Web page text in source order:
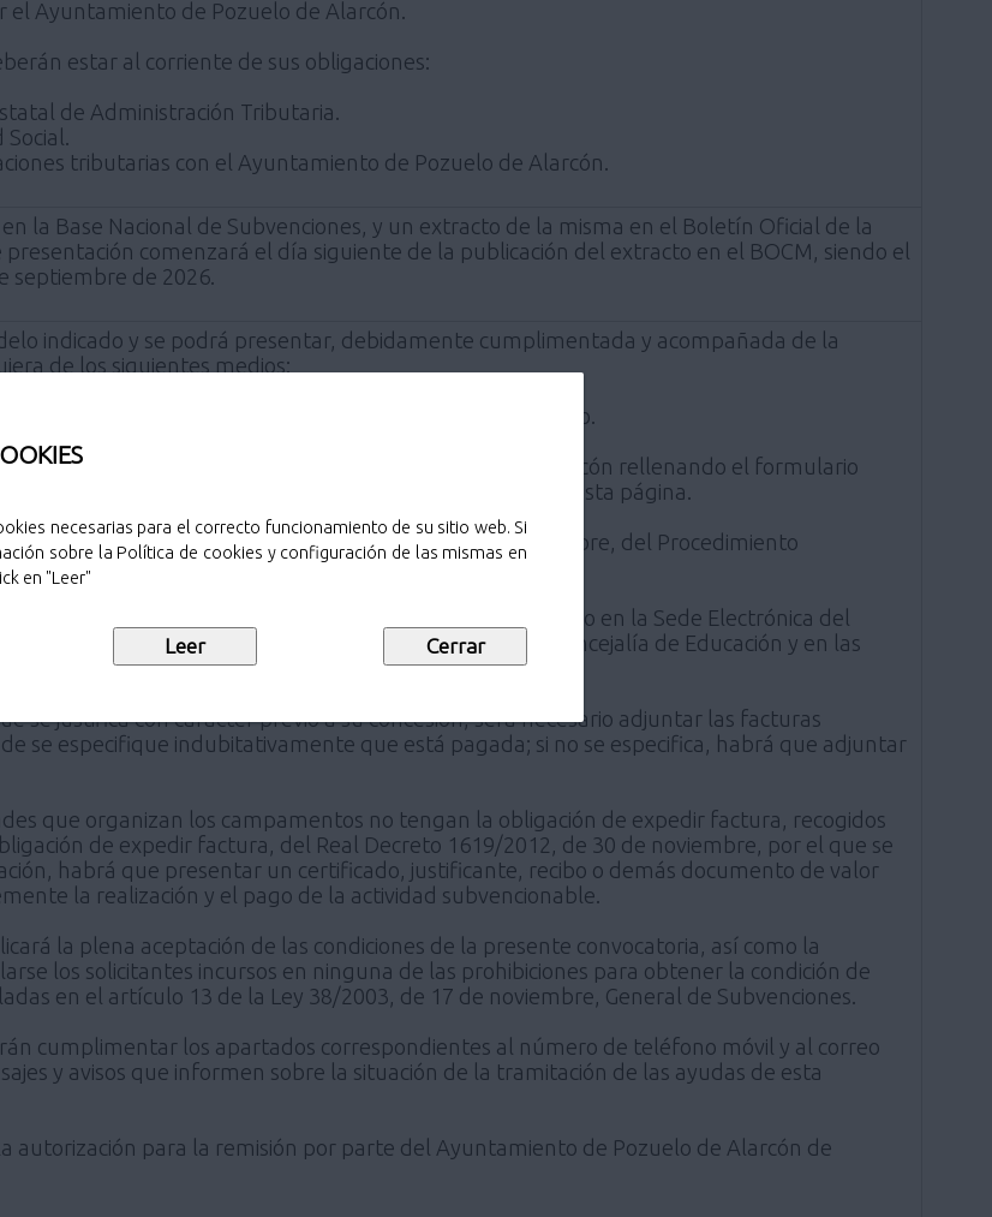
necesarias para el correcto funcionamiento de su sitio web. Si
sobre la Política de cookies y configuración de las mismas en
en "Leer"
el Ayuntamiento de Pozuelo de Alarcón.
estar al corriente de sus obligaciones:
de Administración Tributaria.
tributarias con el Ayuntamiento de Pozuelo de Alarcón.
la Base Nacional de Subvenciones, y un extracto de la misma en el Boletín Oficial de la
comenzará el día siguiente de la publicación del extracto en el BOCM, siendo el
septiembre de 2026.
indicado y se podrá presentar, debidamente cumplimentada y acompañada de la
de los siguientes medios:
de las del Ayuntamiento.
la sede electrónica del Ayuntamiento de Pozuelo de Alarcón rellenando el formulario
del apartado "tramitar ahora" situado al principio de esta página.
en el artículo 16.4 de la Ley 39/2015, de 1 de octubre, del Procedimiento
en la página web
, así como en la Sede Electrónica del
(
https://sede.pozuelodealarcon.es
), en la sede de la Concejalía de Educación y en las
Pozuelo de Alarcón.
se justifica con carácter previo a su concesión, será necesario adjuntar las facturas
se especifique indubitativamente que está pagada; si no se especifica, habrá que adjuntar
que organizan los campamentos no tengan la obligación de expedir factura, recogidos
de expedir factura, del Real Decreto 1619/2012, de 30 de noviembre, por el que se
habrá que presentar un certificado, justificante, recibo o demás documento de valor
la realización y el pago de la actividad subvencionable.
la plena aceptación de las condiciones de la presente convocatoria, así como la
los solicitantes incursos en ninguna de las prohibiciones para obtener la condición de
en el artículo 13 de la Ley 38/2003, de 17 de noviembre, General de Subvenciones.
cumplimentar los apartados correspondientes al número de teléfono móvil y al correo
y avisos que informen sobre la situación de la tramitación de las ayudas de esta
autorización para la remisión por parte del Ayuntamiento de Pozuelo de Alarcón de